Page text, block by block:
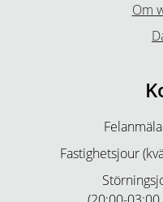
Om
Fastighetsjour